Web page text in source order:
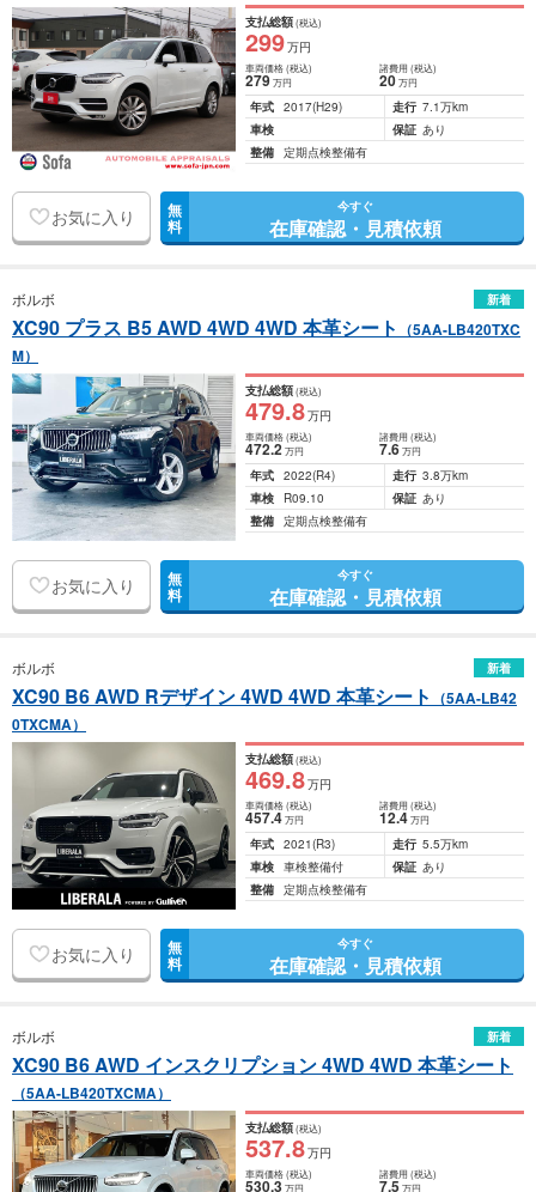
支払総額(税込)
299万円
車両価格(税込)
279万円
諸費用 (税込)
20 万円
年式 2017(H29) 走行 7.1万km
車検
保証 あり
整備 定期点検整備有
お気に入り 無
料
今すぐ
在庫確認・見積依頼
ボルボ 新着
XC90 プラス B5 AWD 4WD 4WD 本革シート （5AA-LB420TXC
M）
支払総額(税込)
479.8万円
車両価格(税込)
472.2万円
諸費用 (税込)
7.6 万円
年式 2022(R4) 走行 3.8万km
車検
R09.10 保証 あり
整備 定期点検整備有
お気に入り 無
料
今すぐ
在庫確認・見積依頼
ボルボ 新着
XC90 B6 AWD Rデザイン 4WD 4WD 本革シート （5AA-LB42
0TXCMA）
支払総額(税込)
469.8万円
車両価格(税込)
457.4万円
諸費用 (税込)
12.4 万円
年式 2021(R3) 走行 5.5万km
車検 車検整備付 保証 あり
整備 定期点検整備有
お気に入り 無
料
今すぐ
在庫確認・見積依頼
ボルボ 新着
XC90 B6 AWD インスクリプション 4WD 4WD 本革シート
（5AA-LB420TXCMA）
支払総額(税込)
537.8万円
車両価格(税込)
530.3万円
諸費用 (税込)
7.5 万円